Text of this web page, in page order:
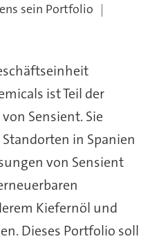
sein Portfolio
ist Teil der
Sensient. Sie
in Spanien
von Sensient
Kiefernöl und
Dieses Portfolio soll